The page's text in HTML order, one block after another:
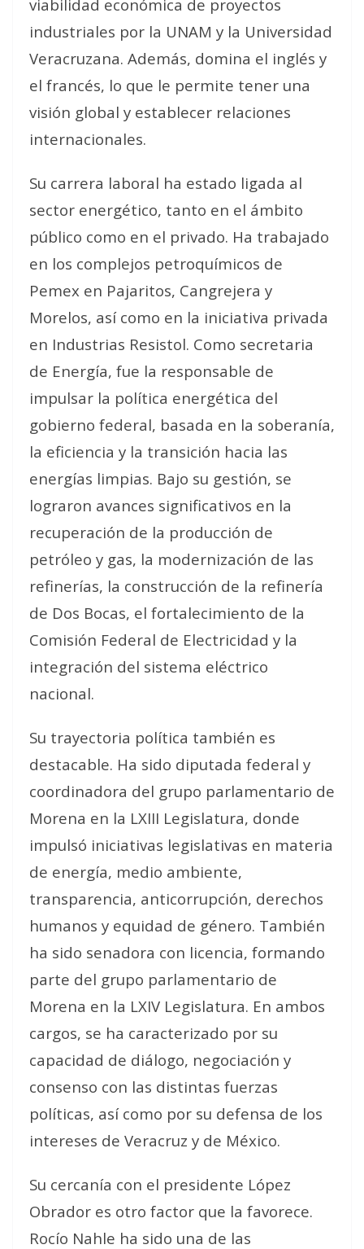
viabilidad económica de proyectos
industriales por la UNAM y la Universidad
Veracruzana. Además, domina el inglés y
el francés, lo que le permite tener una
visión global y establecer relaciones
internacionales.
Su carrera laboral ha estado ligada al
sector energético, tanto en el ámbito
público como en el privado. Ha trabajado
en los complejos petroquímicos de
Pemex en Pajaritos, Cangrejera y
Morelos, así como en la iniciativa privada
en Industrias Resistol. Como secretaria
de Energía, fue la responsable de
impulsar la política energética del
gobierno federal, basada en la soberanía,
la eficiencia y la transición hacia las
energías limpias. Bajo su gestión, se
lograron avances significativos en la
recuperación de la producción de
petróleo y gas, la modernización de las
refinerías, la construcción de la refinería
de Dos Bocas, el fortalecimiento de la
Comisión Federal de Electricidad y la
integración del sistema eléctrico
nacional.
Su trayectoria política también es
destacable. Ha sido diputada federal y
coordinadora del grupo parlamentario de
Morena en la LXIII Legislatura, donde
impulsó iniciativas legislativas en materia
de energía, medio ambiente,
transparencia, anticorrupción, derechos
humanos y equidad de género. También
ha sido senadora con licencia, formando
parte del grupo parlamentario de
Morena en la LXIV Legislatura. En ambos
cargos, se ha caracterizado por su
capacidad de diálogo, negociación y
consenso con las distintas fuerzas
políticas, así como por su defensa de los
intereses de Veracruz y de México.
Su cercanía con el presidente López
Obrador es otro factor que la favorece.
Rocío Nahle ha sido una de las